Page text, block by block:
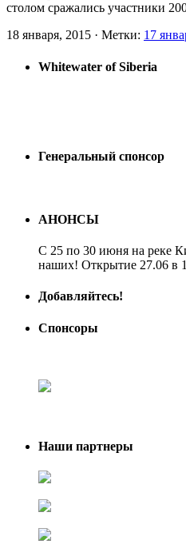
столом сражались участники
18 января, 2015 · Метки: 17
Whitewater of Siberia
Генеральный спонсор
АНОНСЫ
С 25 по 30 июня на реке
наших! Открытие 27.06 в
Добавляйтесь!
Спонсоры
Наши партнеры